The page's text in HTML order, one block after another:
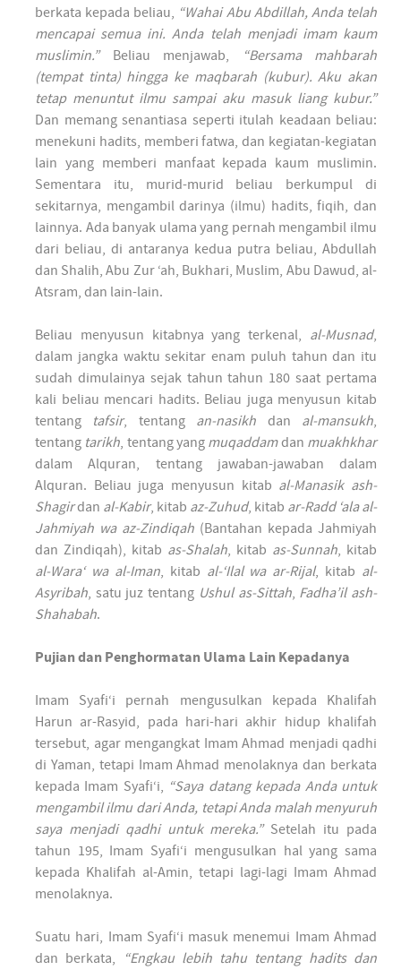
berkata kepada beliau, “Wahai Abu Abdillah, Anda telah
mencapai semua ini. Anda telah menjadi imam kaum
muslimin.”Beliau menjawab,
“Bersama mahbarah
(tempat tinta) hingga ke maqbarah (kubur). Aku akan
tetap menuntut ilmu sampai aku masuk liang kubur.”
Dan memang senantiasa seperti itulah keadaan beliau:
menekuni hadits, memberi fatwa, dan kegiatan-kegiatan
lain yang memberi manfaat kepada kaum muslimin.
Sementara itu, murid-murid beliau berkumpul di
sekitarnya, mengambil darinya (ilmu) hadits, fiqih, dan
lainnya. Ada banyak ulama yang pernah mengambil ilmu
dari beliau, di antaranya kedua putra beliau, Abdullah
dan Shalih, Abu Zur ‘ah, Bukhari, Muslim, Abu Dawud, al-
Atsram, dan lain-lain.
Beliau menyusun kitabnya yang terkenal, al-Musnad,
dalam jangka waktu sekitar enam puluh tahun dan itu
sudah dimulainya sejak tahun tahun 180 saat pertama
kali beliau mencari hadits. Beliau juga menyusun kitab
tentang tafsir, tentang an-nasikh dan al-mansukh,
tentang tarikh, tentang yang muqaddamdan muakhkhar
dalam Alquran, tentang jawaban-jawaban dalam
Alquran. Beliau juga menyusun kitab al-Manasik ash-
Shagirdan al-Kabir, kitab az-Zuhud, kitab ar-Radd ‘ala al-
Jahmiyah wa az-Zindiqah (Bantahan kepada Jahmiyah
dan Zindiqah), kitab as-Shalah, kitab as-Sunnah, kitab
al-Wara‘ wa al-Iman, kitab al-‘Ilal wa ar-Rijal, kitab al-
Asyribah, satu juz tentang Ushul as-Sittah, Fadha’il ash-
Shahabah.
Pujian dan Penghormatan Ulama Lain Kepadanya
Imam Syafi‘i pernah mengusulkan kepada Khalifah
Harun ar-Rasyid, pada hari-hari akhir hidup khalifah
tersebut, agar mengangkat Imam Ahmad menjadi qadhi
di Yaman, tetapi Imam Ahmad menolaknya dan berkata
kepada Imam Syafi‘i, “Saya datang kepada Anda untuk
mengambil ilmu dari Anda, tetapi Anda malah menyuruh
saya menjadi qadhi untuk mereka.”Setelah itu pada
tahun 195, Imam Syafi‘i mengusulkan hal yang sama
kepada Khalifah al-Amin, tetapi lagi-lagi Imam Ahmad
menolaknya.
Suatu hari, Imam Syafi‘i masuk menemui Imam Ahmad
dan berkata,
“Engkau lebih tahu tentang hadits dan